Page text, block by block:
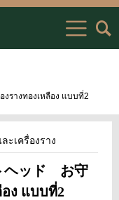
งรางทองเหลือง แบบที่2
ะเครื่องราง
ヘッド お守
อง แบบที่2